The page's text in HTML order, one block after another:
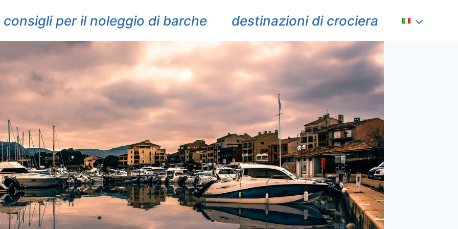
consigli per il noleggio di barche destinazioni di crociera